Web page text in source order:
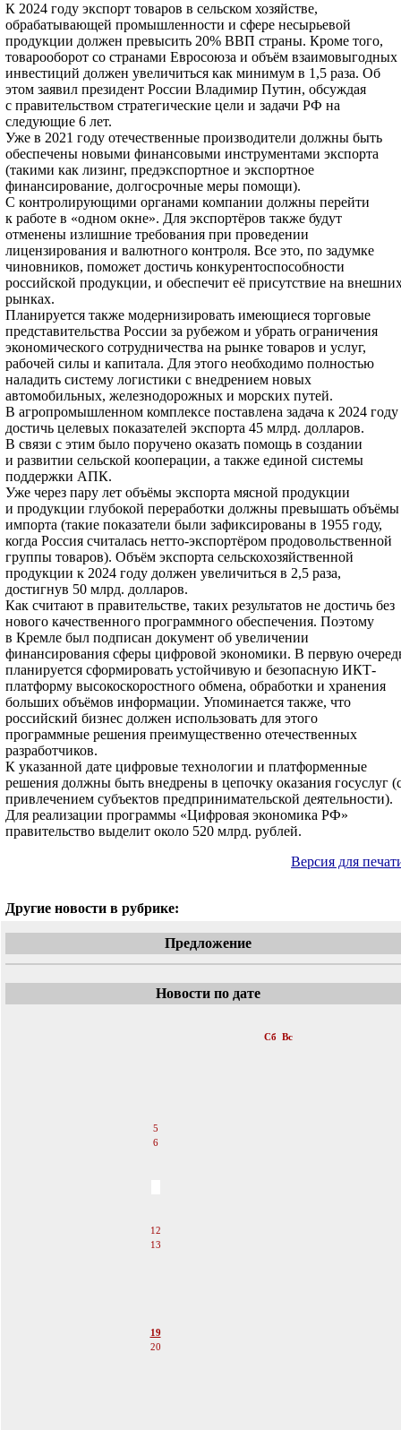
К 2024 году экспорт товаров в сельском хозяйстве,
обрабатывающей промышленности и сфере несырьевой
продукции должен превысить 20% ВВП страны. Кроме того,
товарооборот со странами Евросоюза и объём взаимовыгодных
инвестиций должен увеличиться как минимум в 1,5 раза. Об
этом заявил президент России Владимир Путин, обсуждая
с правительством стратегические цели и задачи РФ на
следующие 6 лет.
Уже в 2021 году отечественные производители должны быть
обеспечены новыми финансовыми инструментами экспорта
(такими как лизинг, предэкспортное и экспортное
финансирование, долгосрочные меры помощи).
С контролирующими органами компании должны перейти
к работе в «одном окне». Для экспортёров также будут
отменены излишние требования при проведении
лицензирования и валютного контроля. Все это, по задумке
чиновников, поможет достичь конкурентоспособности
российской продукции, и обеспечит её присутствие на
рынках.
Планируется также модернизировать имеющиеся торговые
представительства России за рубежом и убрать ограничения
экономического сотрудничества на рынке товаров и услуг,
рабочей силы и капитала. Для этого необходимо полностью
наладить систему логистики с внедрением новых
автомобильных, железнодорожных и морских путей.
В агропромышленном комплексе поставлена задача к 2024 году
достичь целевых показателей экспорта 45 млрд. долларов.
В связи с этим было поручено оказать помощь в создании
и развитии сельской кооперации, а также единой системы
поддержки АПК.
Уже через пару лет объёмы экспорта мясной продукции
и продукции глубокой переработки должны превышать объёмы
импорта (такие показатели были зафиксированы в 1955 году,
когда Россия считалась нетто-экспортёром продовольственной
группы товаров). Объём экспорта сельскохозяйственной
продукции к 2024 году должен увеличиться в 2,5 раза,
достигнув 50 млрд. долларов.
Как считают в правительстве, таких результатов не достичь без
нового качественного программного обеспечения. Поэтому
в Кремле был подписан документ об увеличении
финансирования сферы цифровой экономики. В первую
планируется сформировать устойчивую и безопасную ИКТ-
платформу высокоскоростного обмена, обработки и хранения
больших объёмов информации. Упоминается также, что
российский бизнес должен использовать для этого
программные решения преимущественно отечественных
разработчиков.
К указанной дате цифровые технологии и платформенные
решения должны быть внедрены в цепочку оказания госуслуг
привлечением субъектов предпринимательской деятельности).
Для реализации программы «Цифровая экономика РФ»
правительство выделит около 520 млрд. рублей.
Версия для
Другие новости в рубрике:
Предложение
Новости по дате
Сб Вс
5
6
12
13
19
20